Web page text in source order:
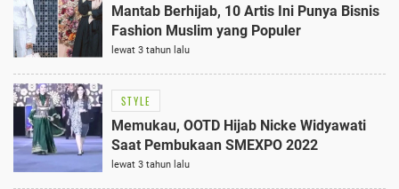
Mantab Berhijab, 10 Artis Ini Punya Bisnis
Fashion Muslim yang Populer
lewat 3 tahun lalu
STYLE
Memukau, OOTD Hijab Nicke Widyawati
Saat Pembukaan SMEXPO 2022
lewat 3 tahun lalu